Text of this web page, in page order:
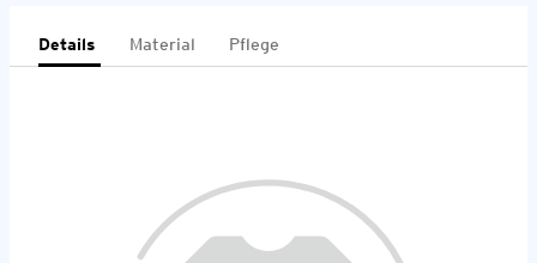
Details Material Pflege